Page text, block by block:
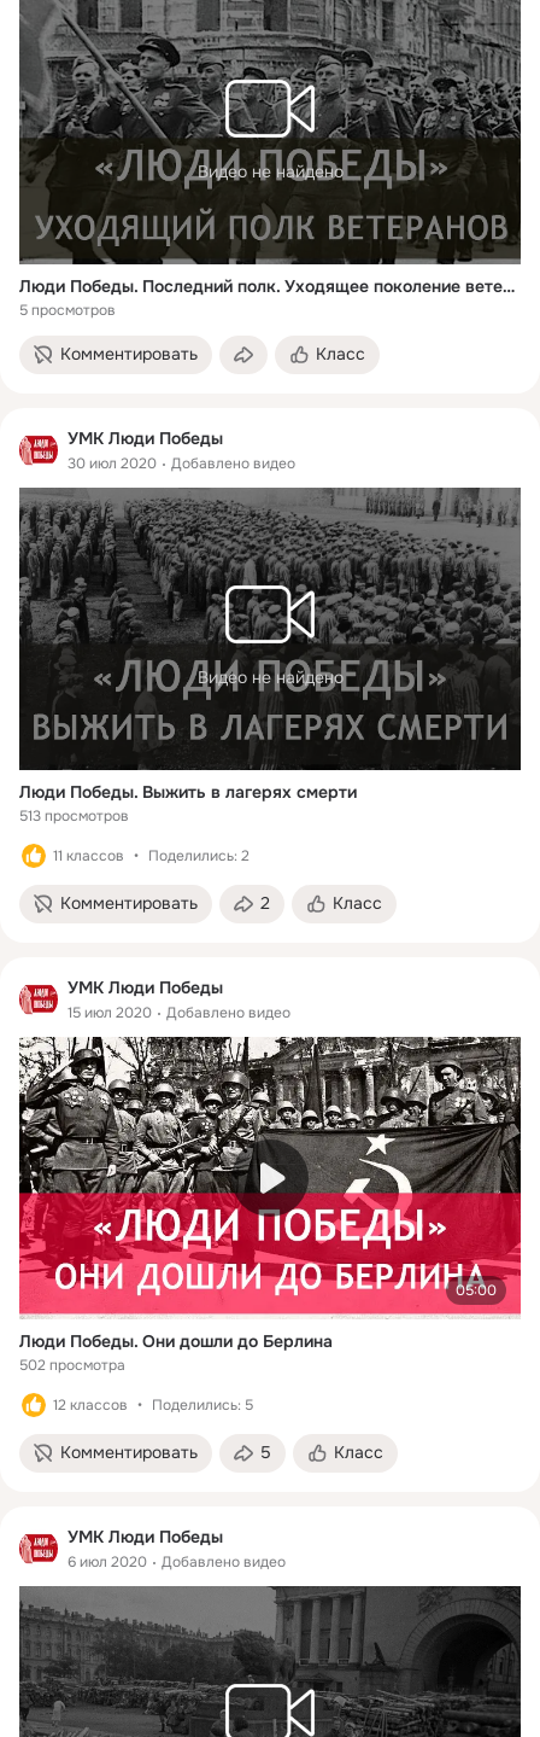
Видео не найдено
Люди Победы. Последний полк. Уходящее поколение ветеранов
5 просмотров
Комментировать Класс
УМК Люди Победы
30 июл 2020 Добавлено видео
Видео не найдено
Люди Победы. Выжить в лагерях смерти
513 просмотров
11 классов Поделились: 2
Комментировать 2 Класс
УМК Люди Победы
15 июл 2020 Добавлено видео
05:00
Люди Победы. Они дошли до Берлина
502 просмотра
12 классов Поделились: 5
Комментировать 5 Класс
УМК Люди Победы
6 июл 2020 Добавлено видео
материалов для учителей Красноярского края (1500
экземпляров). эк